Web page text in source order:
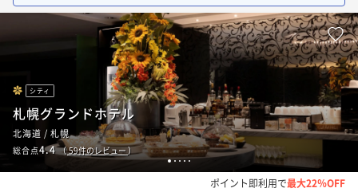
12345
シティ
札幌グランドホテル
北海道 / 札幌
総合点4.4（59件のレビュー）
ポイント即利用で最大22％OFF